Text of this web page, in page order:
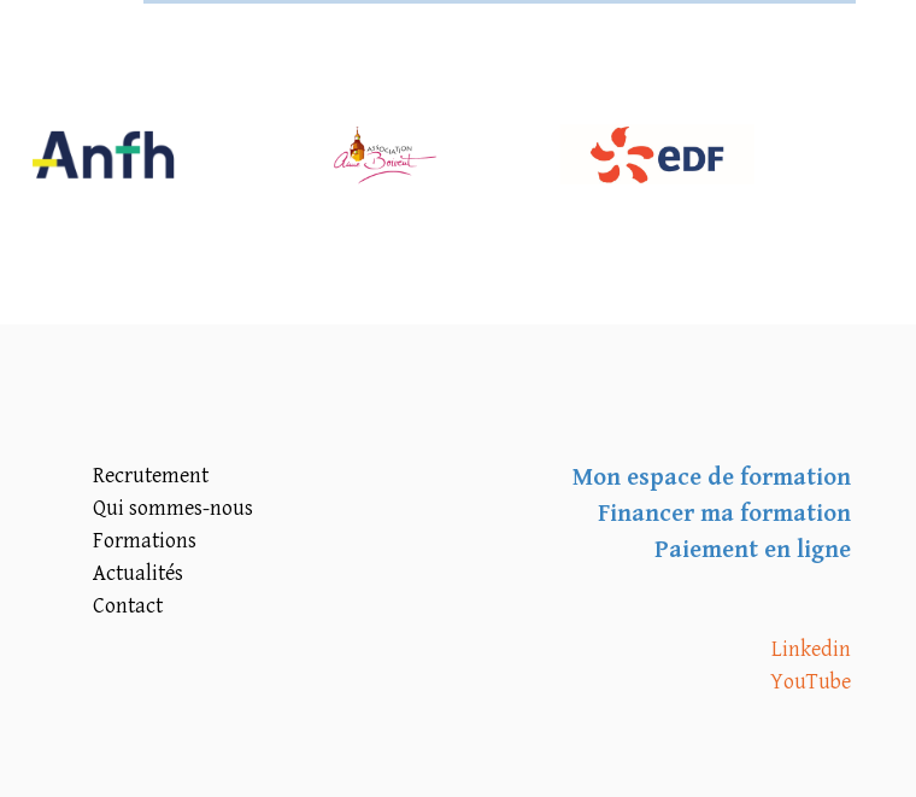
Recrutement
Qui sommes-nous
Formations
Actualités
Contact
Mon espace de formation
Financer ma formation
Paiement en ligne
Linkedin
YouTube